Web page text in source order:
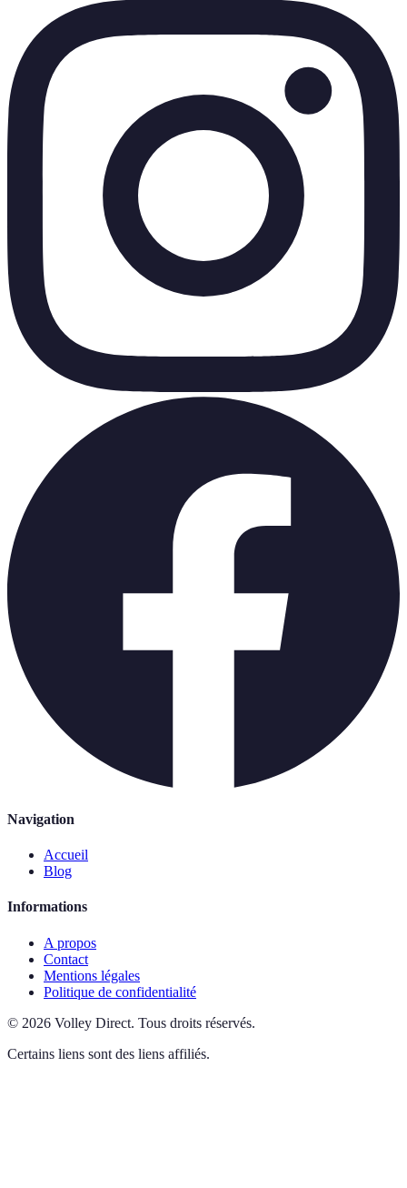
Navigation
Accueil
Blog
Informations
A propos
Contact
Mentions légales
Politique de confidentialité
© 2026 Volley Direct. Tous droits réservés.
Certains liens sont des liens affiliés.